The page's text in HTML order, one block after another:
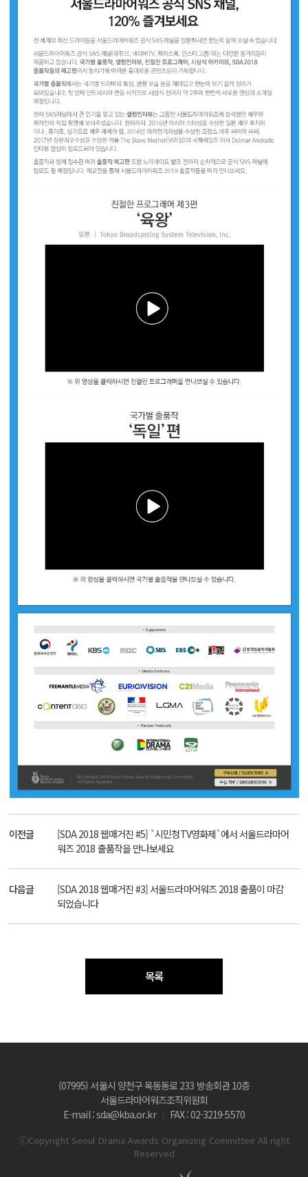
이전글
[SDA 2018 웹매거진 #5] `시민청TV영화제`에서 서울드라마어
워즈 2018 출품작을 만나보세요
다음글
[SDA 2018 웹매거진 #3] 서울드라마어워즈 2018 출품이 마감
되었습니다
목록
(07995) 서울시 양천구 목동동로 233 방송회관 10층
서울드라마어워즈조직위원회
E-mail : sda@kba.or.kr
FAX : 02-3219-5570
ⓒCopyright Seoul Drama Awards Organizing Committee All right
Reserved